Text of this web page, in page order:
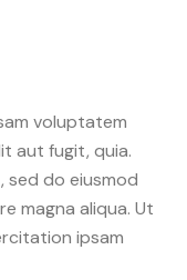
voluptatem
aut fugit, quia.
sed do eiusmod
magna aliqua. Ut
ipsam